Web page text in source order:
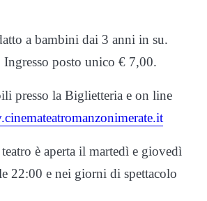
a bambini dai 3 anni in su.
posto unico € 7,00.
presso la Biglietteria e on line
è aperta il martedì e giovedì
22:00 e nei giorni di spettacolo